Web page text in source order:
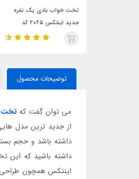
تخت خواب بادی یک نفره
جدید ۲۰۲۵ اینتکس کد
۶۴۴۱۲ intex
توضیحات محصول
می توان گفت که تخت
از جدید ترین مدل
داشته باشد و حجم
داشته باشید که این
اینتکس همچون طراحی